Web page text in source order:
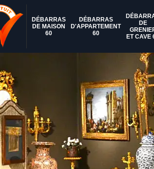
DÉBARRAS
DE MAISON
60
DÉBARRAS
D'APPARTEMENT
60
DE
ET CAVE